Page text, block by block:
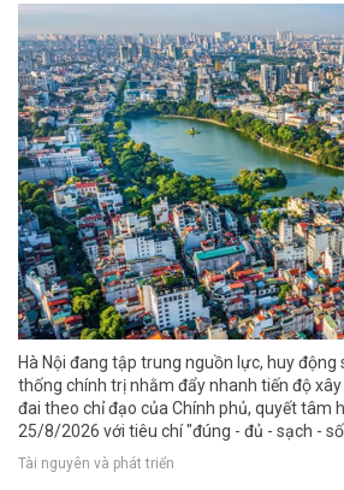
Hà Nội đang tập trung nguồn lực, huy
thống chính trị nhằm đẩy nhanh tiến độ
đai theo chỉ đạo của Chính phủ, quyết tâm
25/8/2026 với tiêu chí "đúng - đủ - sạch -
Tài nguyên và phát triển